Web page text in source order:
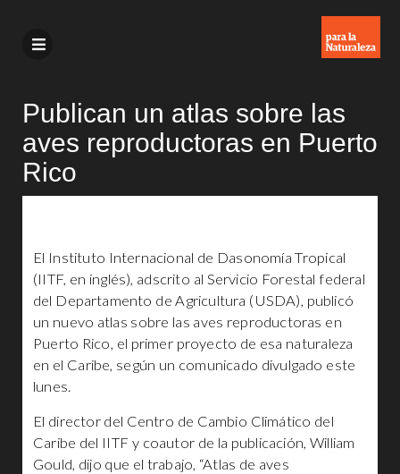
Publican un atlas sobre las
aves reproductoras en Puerto
Rico
El Instituto Internacional de Dasonomía Tropical
(IITF, en inglés), adscrito al Servicio Forestal federal
del Departamento de Agricultura (USDA), publicó
un nuevo atlas sobre las aves reproductoras en
Puerto Rico, el primer proyecto de esa naturaleza
en el Caribe, según un comunicado divulgado este
lunes.
El director del Centro de Cambio Climático del
Caribe del IITF y coautor de la publicación, William
Gould, dijo que el trabajo, “Atlas de aves